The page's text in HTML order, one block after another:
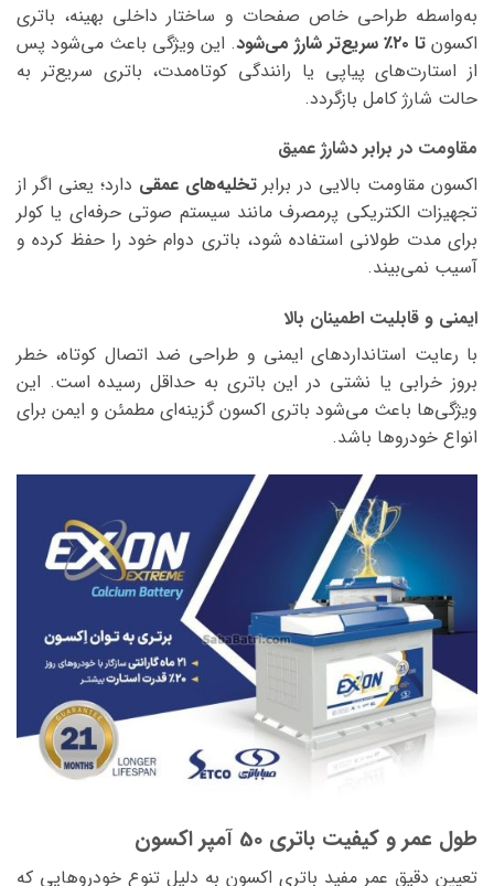
به‌واسطه طراحی خاص صفحات و ساختار داخلی بهینه، باتری
اکسون تا ۲۰٪ سریع‌تر شارژ می‌شود
. این ویژگی باعث می‌شود پس
از استارت‌های پیاپی یا رانندگی کوتاه‌مدت، باتری سریع‌تر به
حالت شارژ کامل بازگردد.
مقاومت در برابر دشارژ عمیق
اکسون مقاومت بالایی در برابرتخلیه‌های عمقی دارد؛ یعنی اگر از
تجهیزات الکتریکی پرمصرف مانند سیستم صوتی حرفه‌ای یا کولر
برای مدت طولانی استفاده شود، باتری دوام خود را حفظ کرده و
آسیب نمی‌بیند.
ایمنی و قابلیت اطمینان بالا
با رعایت استانداردهای ایمنی و طراحی ضد اتصال کوتاه، خطر
بروز خرابی یا نشتی در این باتری به حداقل رسیده است. این
ویژگی‌ها باعث می‌شود باتری اکسون گزینه‌ای مطمئن و ایمن برای
انواع خودروها باشد.
طول عمر و کیفیت باتری 50 آمپر اکسون
تعیین دقیق عمر مفید باتری اکسون به دلیل تنوع خودروهایی که